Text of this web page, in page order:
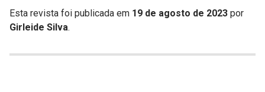
Esta revista foi publicada em 19 de agosto de 2023 por
Girleide Silva.